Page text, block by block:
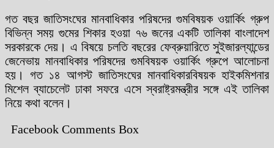
গত বছর জাতিসংঘের মানবাধিকার পরিষদের গুমবিষয়ক ওয়ার্কিং গ্রুপ
বিভিন্ন সময় গুমের শিকার হওয়া ৭৬ জনের একটি তালিকা বাংলাদেশ
সরকারকে দেয়। এ বিষয়ে চলতি বছরের ফেব্রুয়ারিতে সুইজারল্যান্ডের
জেনেভায় মানবাধিকার পরিষদের গুমবিষয়ক ওয়ার্কিং গ্রুপে আলোচনা
হয়। গত ১৪ আগস্ট জাতিসংঘের মানবাধিকারবিষয়ক হাইকমিশনার
মিশেল ব্যাচেলেট ঢাকা সফরে এসে স্বরাষ্ট্রমন্ত্রীর সঙ্গে এই তালিকা
নিয়ে কথা বলেন।
Facebook Comments Box